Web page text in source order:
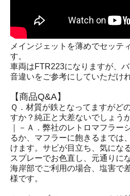
メインジェットを薄めでセッテ
す。
車両はFTR223になりますが、
音違いをご参考にしていただけ
【商品Q&A】
Ｑ．材質が鉄となってますがど
すか？純正と大差ないでしょう
｜－Ａ．弊社のレトロマフラー
るか、マフラーに飽きるまでは
けます。サビが目立ち、気にな
スプレーでお色直し、元通りに
海岸部でご利用の場合、塩害で
様です。